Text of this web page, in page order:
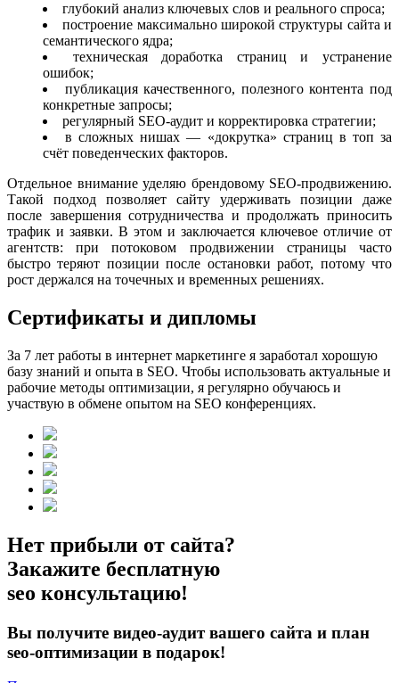
глубокий анализ ключевых слов и реального спроса;
построение максимально широкой структуры сайта и
семантического ядра;
техническая доработка страниц и устранение
ошибок;
публикация качественного, полезного контента под
конкретные запросы;
регулярный SEO-аудит и корректировка стратегии;
в сложных нишах — «докрутка» страниц в топ за
счёт поведенческих факторов.
Отдельное внимание уделяю брендовому SEO-продвижению.
Такой подход позволяет сайту удерживать позиции даже
после завершения сотрудничества и продолжать приносить
трафик и заявки. В этом и заключается ключевое отличие от
агентств: при потоковом продвижении страницы часто
быстро теряют позиции после остановки работ, потому что
рост держался на точечных и временных решениях.
Сертификаты и дипломы
За 7 лет работы в интернет маркетинге я заработал хорошую
базу знаний и опыта в SEO. Чтобы использовать актуальные и
рабочие методы оптимизации, я регулярно обучаюсь и
участвую в обмене опытом на SEO конференциях.
Нет прибыли от сайта?
Закажите бесплатную
seo консультацию!
Вы получите видео-аудит вашего сайта и план
seo-оптимизации в подарок!